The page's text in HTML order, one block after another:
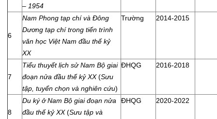
– 1954
6
Nam Phong tạp chí và Đông
Dương tạp chí trong tiến trình
văn học Việt Nam đầu thế kỷ
XX
Trường 2014-2015
7
Tiểu thuyết lịch sử Nam Bộ giai
đoạn nửa đầu thế kỷ XX(Sưu
tập, tuyển chọn và nghiên cứu)
ĐHQG 2016-2018
8
Du ký ở Nam Bộ giai đoạn nửa
đầu thế kỷ XX(Sưu tập và
ĐHQG 2020-2022